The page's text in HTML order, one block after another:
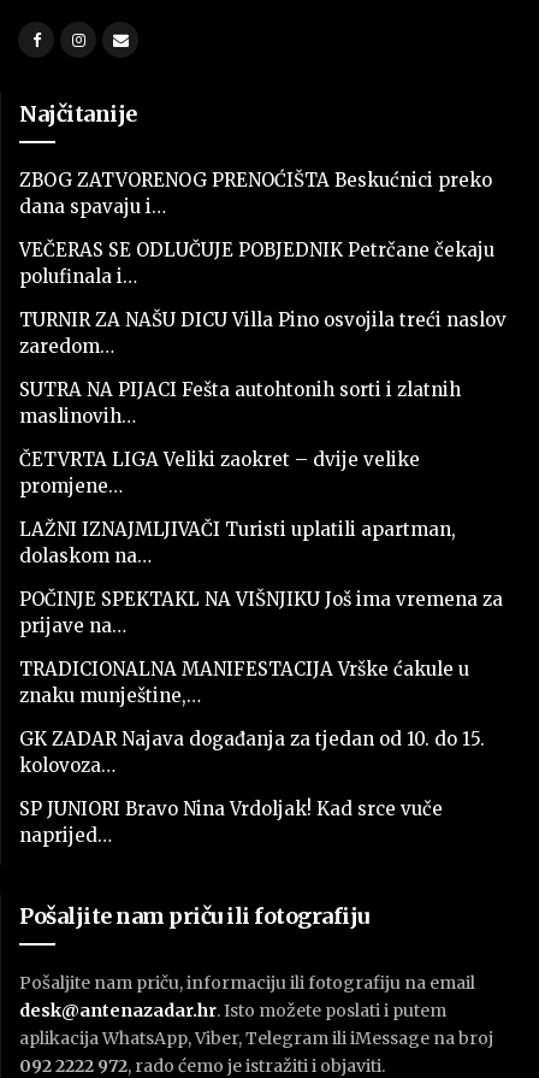
Najčitanije
ZBOG ZATVORENOG PRENOĆIŠTA Beskućnici preko
dana spavaju i…
VEČERAS SE ODLUČUJE POBJEDNIK Petrčane čekaju
polufinala i…
TURNIR ZA NAŠU DICU Villa Pino osvojila treći naslov
zaredom…
SUTRA NA PIJACI Fešta autohtonih sorti i zlatnih
maslinovih…
ČETVRTA LIGA Veliki zaokret – dvije velike
promjene…
LAŽNI IZNAJMLJIVAČI Turisti uplatili apartman,
dolaskom na…
POČINJE SPEKTAKL NA VIŠNJIKU Još ima vremena za
prijave na…
TRADICIONALNA MANIFESTACIJA Vrške ćakule u
znaku munještine,…
GK ZADAR Najava događanja za tjedan od 10. do 15.
kolovoza…
SP JUNIORI Bravo Nina Vrdoljak! Kad srce vuče
naprijed…
Pošaljite nam priču ili fotografiju
Pošaljite nam priču, informaciju ili fotografiju na email
desk@antenazadar.hr. Isto možete poslati i putem
aplikacija WhatsApp, Viber, Telegram ili iMessage na broj
092 2222 972, rado ćemo je istražiti i objaviti.